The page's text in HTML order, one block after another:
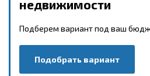
недвижимости
Подберем вариант под ваш
Подобрать вариант